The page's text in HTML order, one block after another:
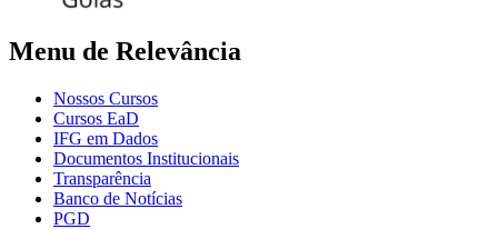
Menu de Relevância
Nossos Cursos
Cursos EaD
IFG em Dados
Documentos Institucionais
Transparência
Banco de Notícias
PGD